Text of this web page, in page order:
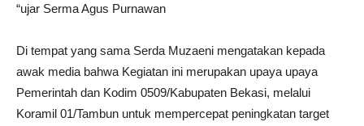
“ujar Serma Agus Purnawan
Di tempat yang sama Serda Muzaeni mengatakan kepada
awak media bahwa Kegiatan ini merupakan upaya upaya
Pemerintah dan Kodim 0509/Kabupaten Bekasi, melalui
Koramil 01/Tambun untuk mempercepat peningkatan target